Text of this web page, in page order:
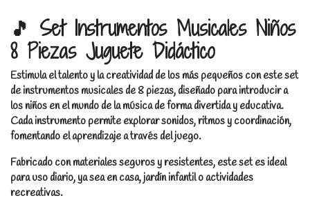
🎵 Set Instrumentos Musicales Niños
8 Piezas Juguete Didáctico
Estimula el talento y la creatividad de los más pequeños con este set
de instrumentos musicales de 8 piezas, diseñado para introducir a
los niños en el mundo de la música de forma divertida y educativa.
Cada instrumento permite explorar sonidos, ritmos y coordinación,
fomentando el aprendizaje a través del juego.
Fabricado con materiales seguros y resistentes, este set es ideal
para uso diario, ya sea en casa, jardín infantil o actividades
recreativas.